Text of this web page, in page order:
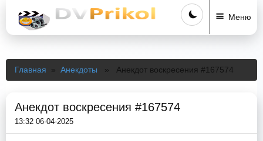
Меню
Главная » Анекдоты » Анекдот воскресения #167574
Анекдот воскресения #167574
13:32 06-04-2025